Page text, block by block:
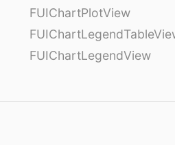
FUIChartPlotView
FUIChartLegendView